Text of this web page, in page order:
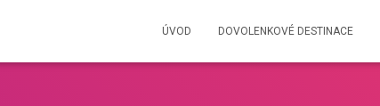
ÚVOD DOVOLENKOVÉ DESTINACE